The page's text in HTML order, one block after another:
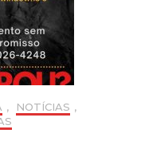
, NOTÍCIAS ,